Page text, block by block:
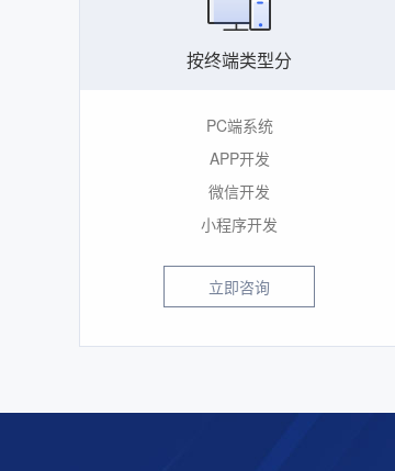
按终端类型分
PC端系统
APP开发
微信开发
小程序开发
立即咨询